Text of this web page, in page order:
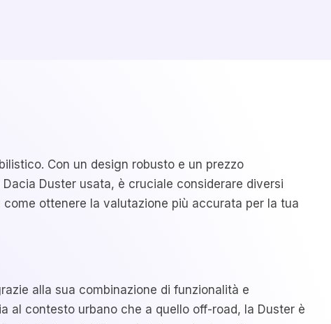
Con un design robusto e un prezzo
Duster usata, è cruciale considerare diversi
ottenere la valutazione più accurata per la tua
alla sua combinazione di funzionalità e
al contesto urbano che a quello off-road, la Duster è